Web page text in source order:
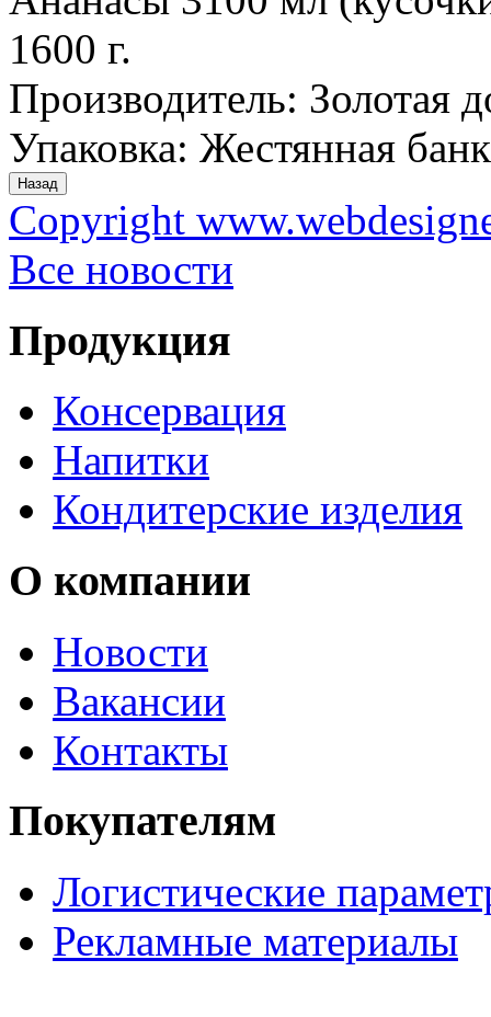
1600 г.
Производитель: Золотая
Упаковка: Жестянная
Copyright
Все новости
Продукция
Консервация
Напитки
Кондитерские изделия
О компании
Новости
Вакансии
Контакты
Покупателям
Логистические
Рекламные материалы